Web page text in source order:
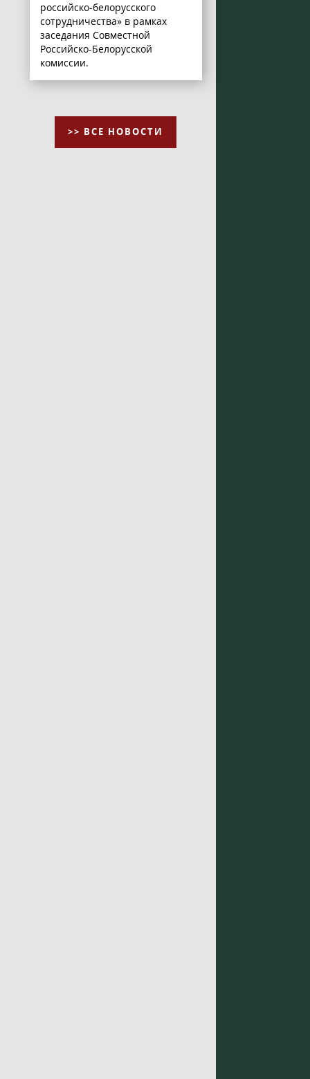
российско-белорусского
сотрудничества» в рамках
заседания Совместной
Российско-Белорусской
комиссии.
>> ВСЕ НОВОСТИ